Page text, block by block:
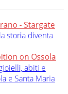
- Stargate
storia diventa
on Ossola
abiti e
e Santa Maria